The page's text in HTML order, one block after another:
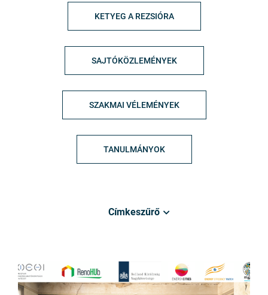
KETYEG A REZSIÓRA
SAJTÓKÖZLEMÉNYEK
SZAKMAI VÉLEMÉNYEK
TANULMÁNYOK
Címkeszűrő